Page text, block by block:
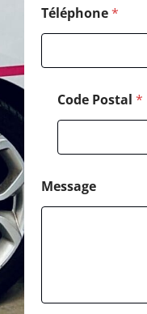
Téléphone*
Code Postal *
Message